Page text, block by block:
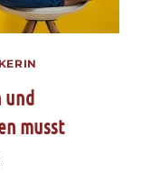
und
musst